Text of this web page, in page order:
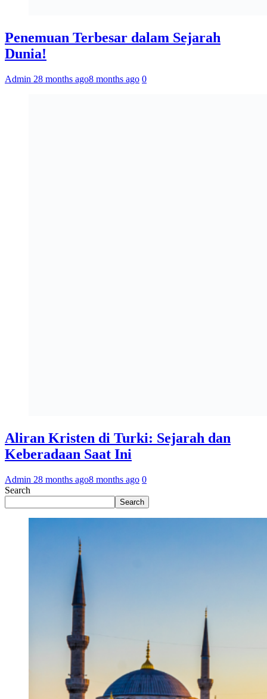
Penemuan Terbesar dalam Sejarah
Dunia!
Admin 28 months ago8 months ago 0
Aliran Kristen di Turki: Sejarah dan
Keberadaan Saat Ini
Admin 28 months ago8 months ago 0
Search
Search